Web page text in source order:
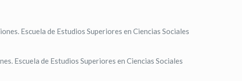
Escuela de Estudios Superiores en Ciencias Sociales
Escuela de Estudios Superiores en Ciencias Sociales